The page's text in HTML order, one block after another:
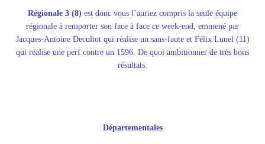
Régionale 3 (8) est donc vous l’auriez compris la seule équipe
régionale à remporter son face à face ce week-end, emmené par
Jacques-Antoine Decultot qui réalise un sans-faute et Félix Lunel (11)
qui réalise une perf contre un 1596. De quoi ambitionner de très bons
résultats.
Départementales